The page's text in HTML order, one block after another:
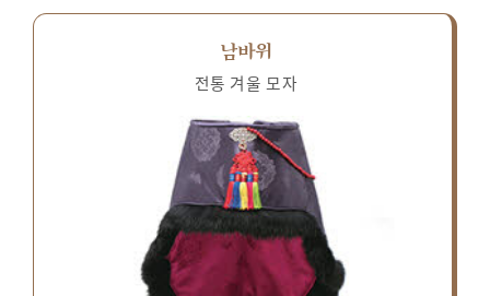
남바위
전통 겨울 모자